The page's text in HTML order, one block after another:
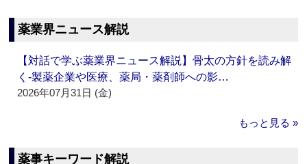
薬業界ニュース解説
【対話で学ぶ薬業界ニュース解説】骨太の方針を読み解
く‐製薬企業や医療、薬局・薬剤師への影…
2026年07月31日 (金)
もっと見る »
薬事キーワード解説